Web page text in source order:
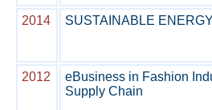
2014
SUSTAINABLE
2012
eBusiness in Fashion
Supply Chain